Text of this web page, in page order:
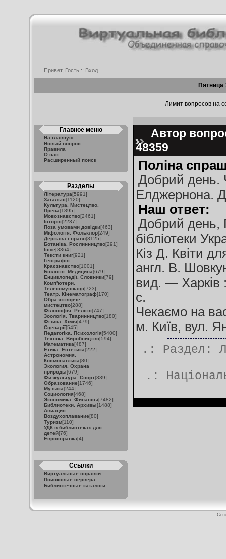
Привет, Гость :: Вход
Пятница
Лимит вопросов на
Главное меню
На главную
Новый вопрос
Правила
О нас
Расширенный поиск
Разделы
Література[5991]
Загальні[1120]
Культура. Мистецтво.
Преса[1895]
Мовознавство[2461]
Історія[2237]
Поза умовами довідки[463]
Міфологія. Фольклор[249]
Держава і право[3125]
Ботаніка. Рослинництво[291]
Інше[3364]
Тексти книг[921]
Географія.
Краєзнавство[1001]
Біологія. Медицина[679]
Енциклопедії. Словники[79]
Комп'ютери.
Телекомунікації[723]
Театр. Кінематограф[170]
Образотворче
мистецтво[288]
Філософія. Релігія[747]
Зоологія. Тваринництво[180]
Фізика. Хімія[479]
Сценарії[545]
Педагогіка. Психологія[5400]
Техніка. Виробництво[594]
Математика[487]
Етика. Естетика[222]
Астрономия.
Космонавтика[80]
Экология. Охрана
природы[679]
Физкультура. Спорт[339]
Образование[1746]
Музыка[244]
Социология[468]
Экономика. Финансы[7482]
Библиотеки. Архивы[1488]
Авиация.
Воздухоплавание[80]
Туризм[110]
УДК в библиотеках для
детей[76]
Евросправка[4]
Ссылки
Виртуальные справки
Поисковые сервера
Библиотечные каталоги
Автор
48359
Поліна
Добрий день.
Елджернона.
Наш ответ:
Добрий день,
бібліотеки
Кіз Д. Квіти
англ. В.
вид. — Харків
с.
Чекаємо на
м. Київ, вул.
.: Раздел:
.: